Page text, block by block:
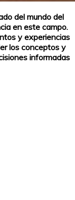
del mundo del
en este campo.
y experiencias
los conceptos y
informadas